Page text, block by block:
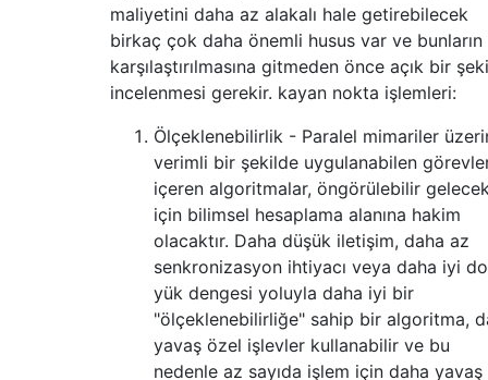
maliyetini daha az alakalı hale getirebilecek
birkaç çok daha önemli husus var ve bunların
karşılaştırılmasına gitmeden önce açık bir
incelenmesi gerekir. kayan nokta işlemleri:
Ölçeklenebilirlik - Paralel mimariler
verimli bir şekilde uygulanabilen
içeren algoritmalar, öngörülebilir
için bilimsel hesaplama alanına hakim
olacaktır. Daha düşük iletişim, daha az
senkronizasyon ihtiyacı veya daha iyi
yük dengesi yoluyla daha iyi bir
"ölçeklenebilirliğe" sahip bir algoritma,
yavaş özel işlevler kullanabilir ve bu
nedenle az sayıda işlem için daha yavaş